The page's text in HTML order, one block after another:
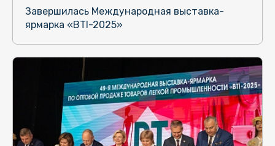
Завершилась Международная выставка-
ярмарка «BTI-2025»